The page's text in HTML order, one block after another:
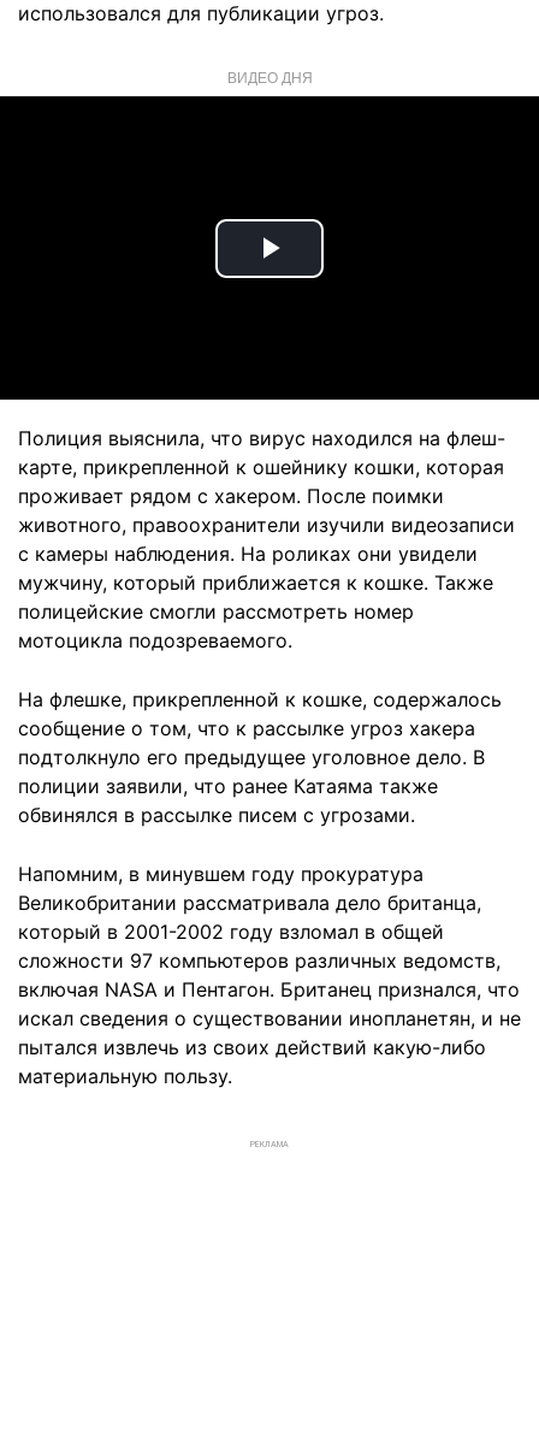
использовался для публикации угроз.
ВИДЕО ДНЯ
Play
Полиция выяснила, что вирус находился на флеш-
карте, прикрепленной к ошейнику кошки, которая
проживает рядом с хакером. После поимки
животного, правоохранители изучили видеозаписи
с камеры наблюдения. На роликах они увидели
мужчину, который приближается к кошке. Также
полицейские смогли рассмотреть номер
мотоцикла подозреваемого.
На флешке, прикрепленной к кошке, содержалось
сообщение о том, что к рассылке угроз хакера
подтолкнуло его предыдущее уголовное дело. В
полиции заявили, что ранее Катаяма также
обвинялся в рассылке писем с угрозами.
Напомним, в минувшем году прокуратура
Великобритании рассматривала дело британца,
который в 2001-2002 году взломал в общей
сложности 97 компьютеров различных ведомств,
включая NASA и Пентагон. Британец признался, что
искал сведения о существовании инопланетян, и не
пытался извлечь из своих действий какую-либо
материальную пользу.
РЕКЛАМА